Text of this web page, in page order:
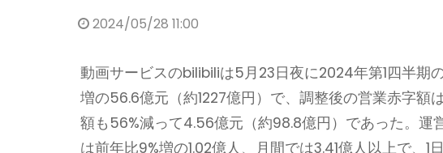
2024/05/28 11:00
動画サービスのbilibiliは5月23日夜に2024年第1四半期
増の56.6億元（約1227億円）で、調整後の営業赤字額
額も56%減って4.56億元（約98.8億円）であった。運
は前年比9%増の1.02億人、月間では3.41億人以上で、